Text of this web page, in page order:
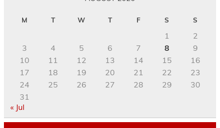
M T W T F S S
1
2
3
4 5 6 7 8
9
10
11 12 13 14 15
16
17
18 19 20 21 22
23
24
25 26 27 28 29
30
31
« Jul